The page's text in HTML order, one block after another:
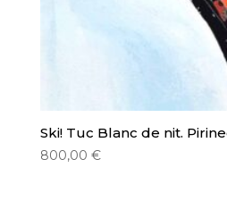
Ski! Tuc Blanc de nit.
800,00 €